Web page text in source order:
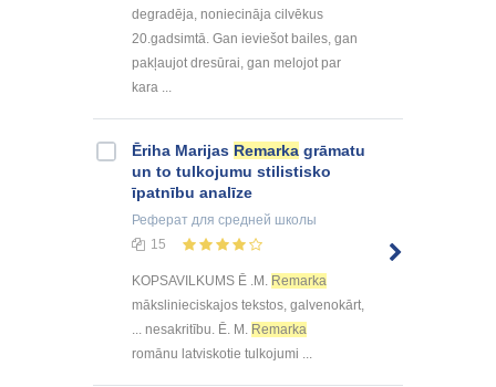
degradēja, noniecināja cilvēkus
20.gadsimtā. Gan ieviešot bailes, gan
pakļaujot dresūrai, gan melojot par
kara ...
Ēriha Marijas Remarka grāmatu
un to tulkojumu stilistisko
īpatnību analīze
Реферат для средней школы
15
KOPSAVILKUMS Ē .M. Remarka
mākslinieciskajos tekstos, galvenokārt,
... nesakritību. Ē. M. Remarka
romānu latviskotie tulkojumi ...